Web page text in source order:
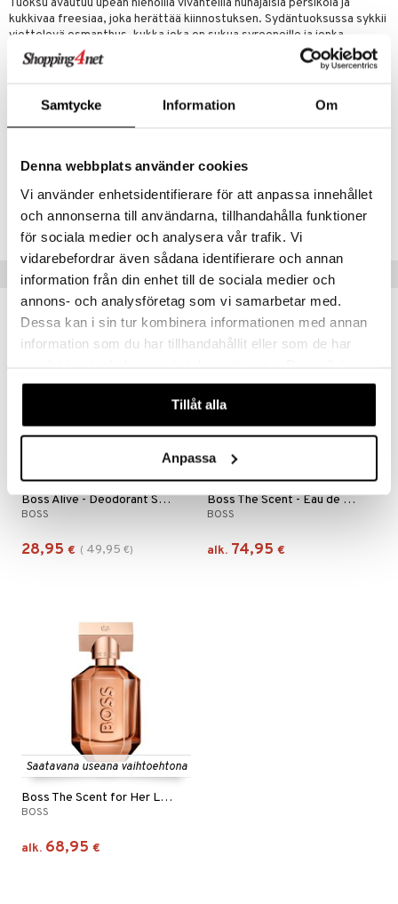
Samtycke Information Om
Denna webbplats använder cookies
Vi använder enhetsidentifierare för att anpassa innehållet
och annonserna till användarna, tillhandahålla funktioner
för sociala medier och analysera vår trafik. Vi
vidarebefordrar även sådana identifierare och annan
information från din enhet till de sociala medier och
annons- och analysföretag som vi samarbetar med.
Dessa kan i sin tur kombinera informationen med annan
information som du har tillhandahållit eller som de har
våra cookies vid fortsatt användande av vår webbplats.
Tillåt alla
Anpassa
Tuoksu avautuu upean hienoilla vivahteilla hunajaisia persikoia ja
kukkivaa freesiaa, joka herättää kiinnostuksen. Sydäntuoksussa sykkii
viettelevä osmanthus, kukka joka on sukua syreeneille ja jonka
hedelmäkukinto tuoksuu luumuille ja rusinoille. Pohjatuoksussa on
paahdetut kaakaopavut, jotka herättävät mielihalun.
Päätuoksu:kukkiva freesia ja hunajapersikka
Sydäntuoksu:osmanthus
Pohjatuoksu:paahdetut kaakaopavut
Tuotenumero
CBSSK-HB-30-XX-XX
Vinkkejä sinulle
Boss Alive - Deodorant Spray
BOSS
28,95 € ( 49,95 €)
-42%
Saatavana useana vaihtoehtona
Boss The Scent - Eau de toilette (Edt) Spray
BOSS
alk. 74,95 €
Saatavana useana vaihtoehtona
Boss The Scent for Her Le Parfum - Eau de parfum
BOSS
alk. 68,95 €